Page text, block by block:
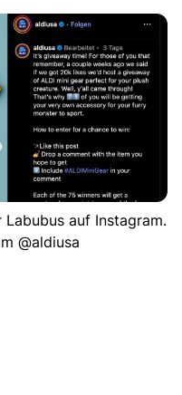
auf Instagram.
@aldiusa